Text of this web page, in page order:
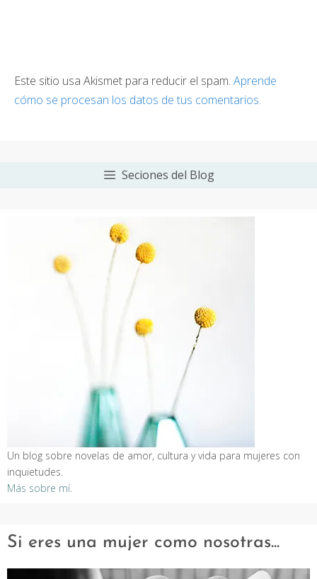
Este sitio usa Akismet para reducir el spam. Aprende
cómo se procesan los datos de tus comentarios.
Seciones del Blog
Un blog sobre novelas de amor, cultura y vida para mujeres con
inquietudes.
Más sobre mí.
Si eres una mujer como nosotras...